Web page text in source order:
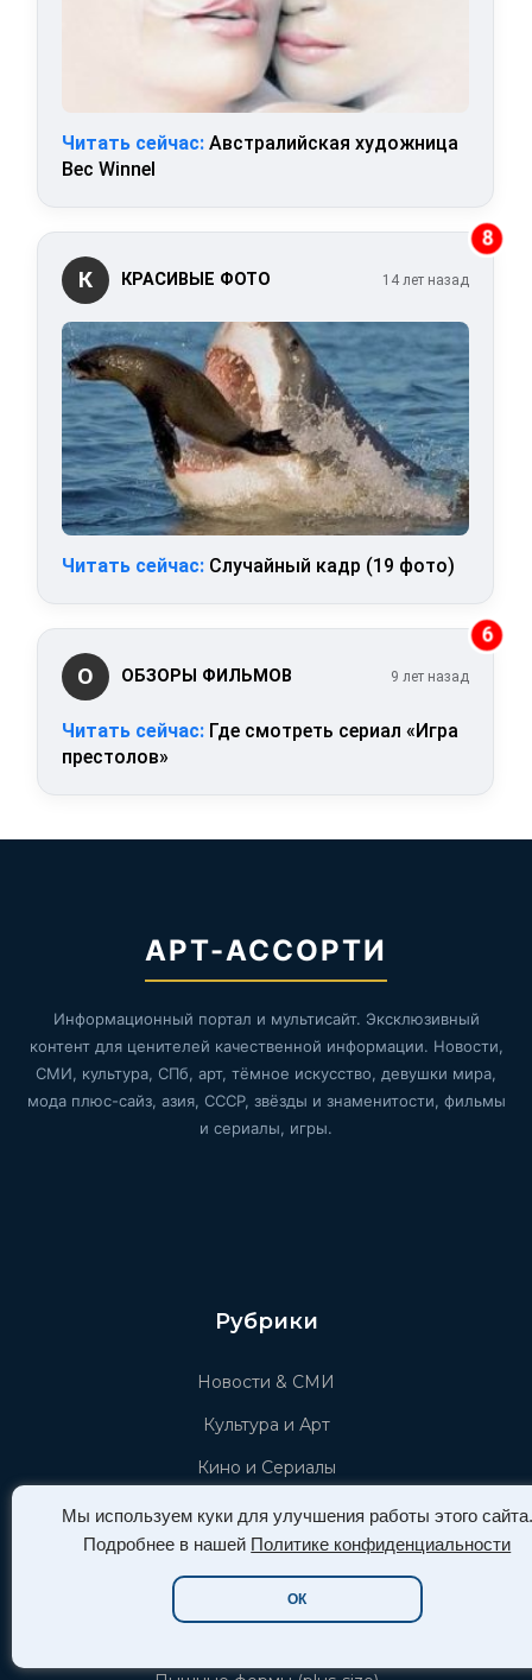
Мы используем куки для улучшения работы этого сайта.
Подробнее в нашей Политике конфиденциальности
ОК
Читать сейчас: Австралийская художница
Bec Winnel
8
К КРАСИВЫЕ ФОТО 14 лет назад
Читать сейчас: Случайный кадр (19 фото)
6
О ОБЗОРЫ ФИЛЬМОВ 9 лет назад
Читать сейчас: Где смотреть сериал «Игра
престолов»
АРТ-АССОРТИ
Информационный портал и мультисайт. Эксклюзивный
контент для ценителей качественной информации. Новости,
СМИ, культура, СПб, арт, тёмное искусство, девушки мира,
мода плюс-сайз, азия, СССР, звёзды и знаменитости, фильмы
и сериалы, игры.
Рубрики
Новости & СМИ
Культура и Арт
Кино и Сериалы
Красота, Мода и Стиль
Игровой мир
Афиша СПб